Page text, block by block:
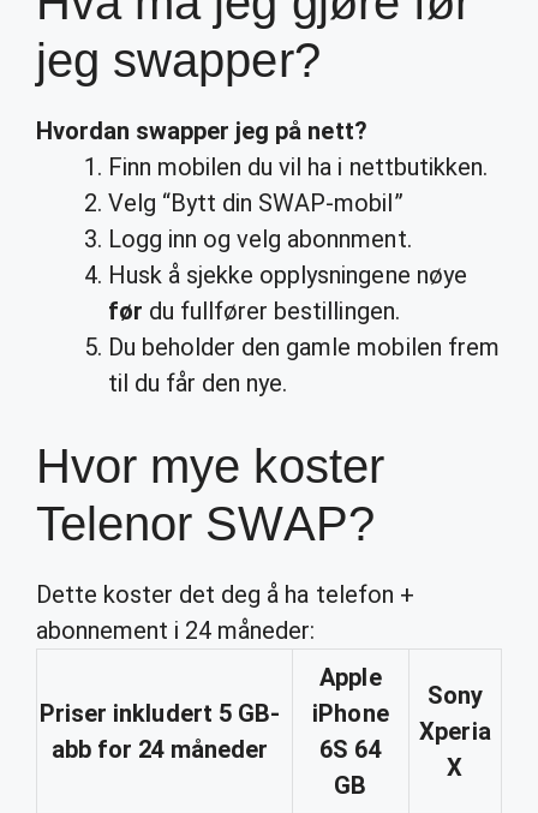
jeg swapper?
Hvordan swapper jeg på nett?
Finn mobilen du vil ha i nettbutikken.
Velg “Bytt din SWAP-mobil”
Logg inn og velg abonnment.
Husk å sjekke opplysningene nøye
før du fullfører bestillingen.
Du beholder den gamle mobilen frem
til du får den nye.
Hvor mye koster
Telenor SWAP?
Dette koster det deg å ha telefon +
abonnement i 24 måneder:
Priser inkludert 5 GB-
abb for 24 måneder
Apple
iPhone
6S 64
GB
Sony
Xperia
X